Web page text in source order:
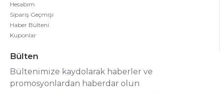
Hesabım
Sipariş Geçmişi
Haber Bülteni
Kuponlar
Bülten
Bültenimize kaydolarak haberler ve
promosyonlardan haberdar olun